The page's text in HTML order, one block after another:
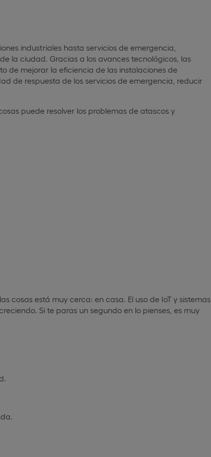
industriales hasta servicios de emergencia,
la ciudad. Gracias a los avances tecnológicos, las
de mejorar la eficiencia de las instalaciones de
de respuesta de los servicios de emergencia, reducir
puede resolver los problemas de atascos y
cosas está muy cerca: en casa. El uso de IoT y sistemas
Si te paras un segundo en lo pienses, es muy